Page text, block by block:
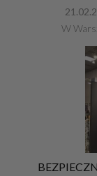
W